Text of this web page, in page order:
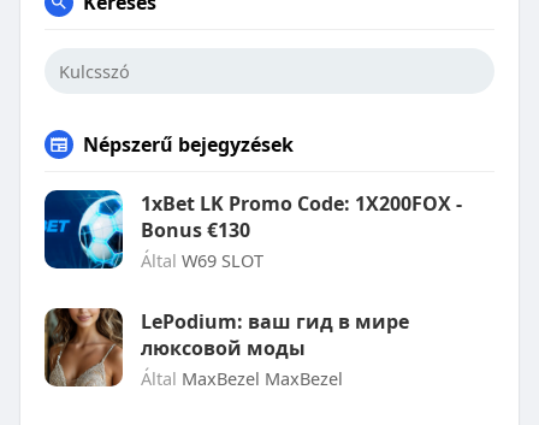
Népszerű bejegyzések
1xBet LK Promo Code: 1X200FOX -
Bonus €130
Által W69 SLOT
LePodium: ваш гид в мире
люксовой моды
Által MaxBezel MaxBezel